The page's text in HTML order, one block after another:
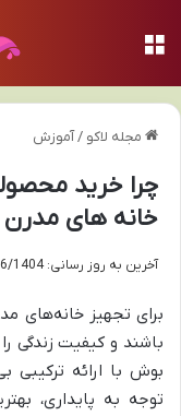
مجله لاکو /آموزش
چرا خرید
خانه های
آخرین به روز رسانی: 21/06/1404
برای تجهیز خانه‌های
باشند و کیفیت زندگی
بوش با ارائه ترکیبی
توجه به پایداری،